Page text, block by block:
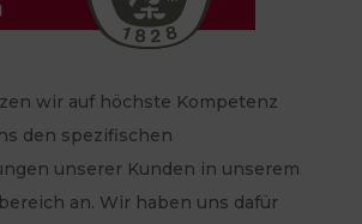
wir auf höchste Kompetenz
den spezifischen
unserer Kunden in unserem
an. Wir haben uns dafür